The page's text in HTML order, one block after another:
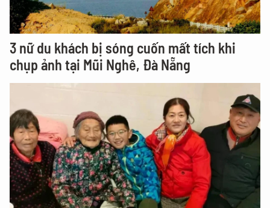
3 nữ du khách bị sóng cuốn mất tích khi
chụp ảnh tại Mũi Nghê, Đà Nẵng